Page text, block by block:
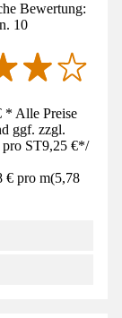
Bewertung:
10
Alle Preise
ggf. zzgl.
pro ST9,25 €*/
€ pro m(5,78